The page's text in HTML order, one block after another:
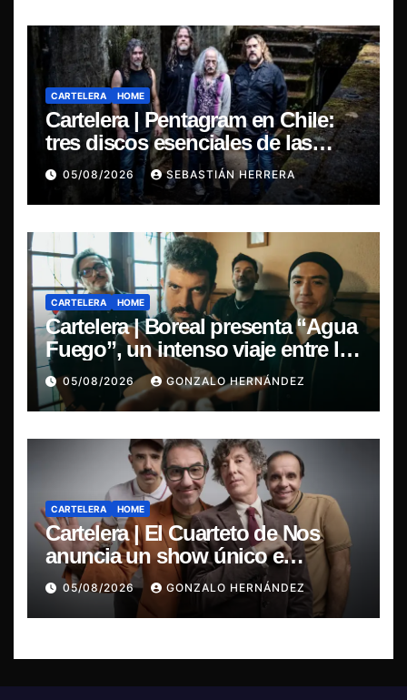
CARTELERA HOME
Cartelera | Pentagram en Chile:
tres discos esenciales de las
leyendas del doom
05/08/2026 SEBASTIÁN HERRERA
CARTELERA HOME
Cartelera | Boreal presenta “Agua
Fuego”, un intenso viaje entre la
pasión y la desilusión
05/08/2026 GONZALO HERNÁNDEZ
CARTELERA HOME
Cartelera | El Cuarteto de Nos
anuncia un show único e
irrepetible en el Movistar Arena
05/08/2026 GONZALO HERNÁNDEZ